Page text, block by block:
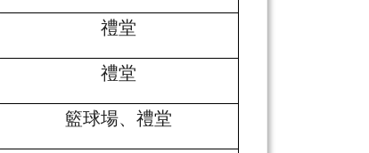
禮堂
禮堂
籃球場、禮堂